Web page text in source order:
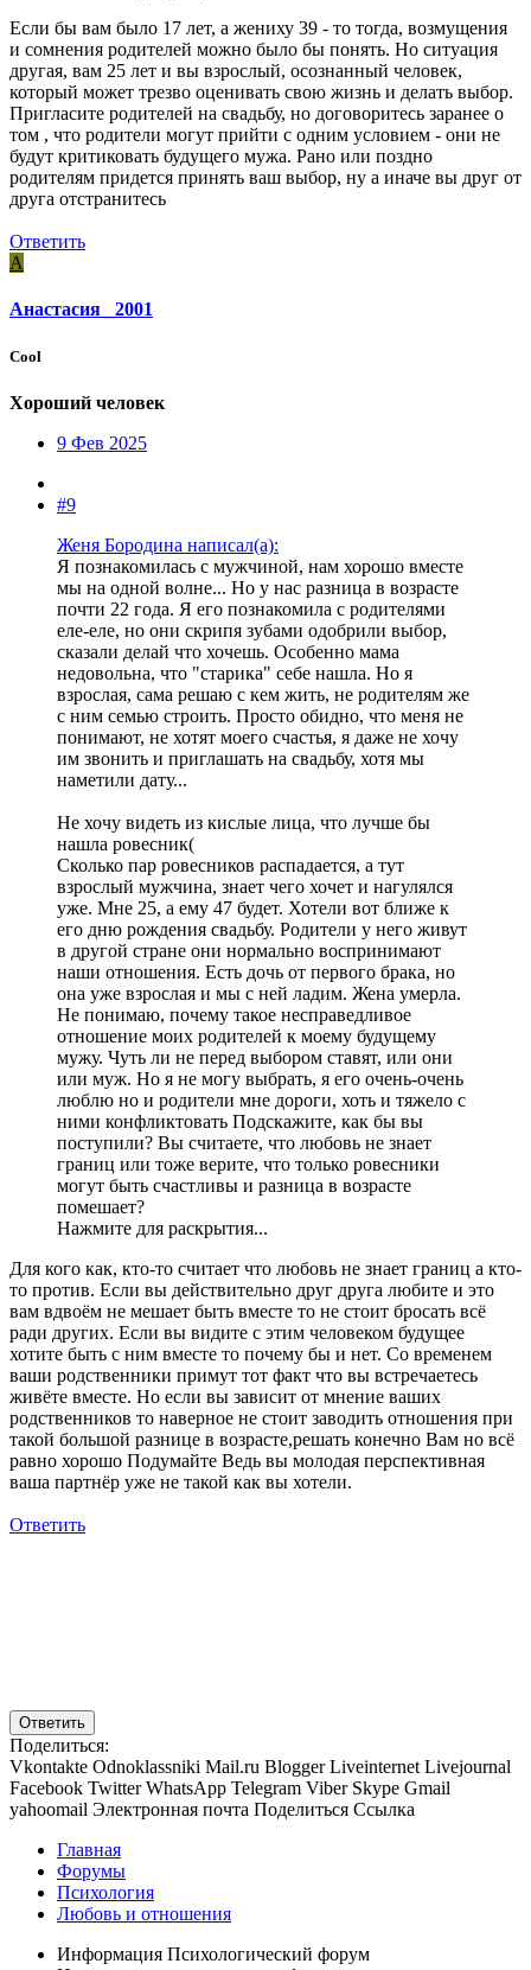
Если бы вам было 17 лет, а жениху 39 - то тогда, возмущения
и сомнения родителей можно было бы понять. Но ситуация
другая, вам 25 лет и вы взрослый, осознанный человек,
который может трезво оценивать свою жизнь и делать выбор.
Пригласите родителей на свадьбу, но договоритесь заранее о
том , что родители могут прийти с одним условием - они не
будут критиковать будущего мужа. Рано или поздно
родителям придется принять ваш выбор, ну а иначе вы друг от
друга отстранитесь
Ответить
А
Анастасия _2001
Cool
Хороший человек
9 Фев 2025
#9
Женя Бородина написал(а):
Я познакомилась с мужчиной, нам хорошо вместе
мы на одной волне... Но у нас разница в возрасте
почти 22 года. Я его познакомила с родителями
еле-еле, но они скрипя зубами одобрили выбор,
сказали делай что хочешь. Особенно мама
недовольна, что "старика" себе нашла. Но я
взрослая, сама решаю с кем жить, не родителям же
с ним семью строить. Просто обидно, что меня не
понимают, не хотят моего счастья, я даже не хочу
им звонить и приглашать на свадьбу, хотя мы
наметили дату...
Не хочу видеть из кислые лица, что лучше бы
нашла ровесник(
Сколько пар ровесников распадается, а тут
взрослый мужчина, знает чего хочет и нагулялся
уже. Мне 25, а ему 47 будет. Хотели вот ближе к
его дню рождения свадьбу. Родители у него живут
в другой стране они нормально воспринимают
наши отношения. Есть дочь от первого брака, но
она уже взрослая и мы с ней ладим. Жена умерла.
Не понимаю, почему такое несправедливое
отношение моих родителей к моему будущему
мужу. Чуть ли не перед выбором ставят, или они
или муж. Но я не могу выбрать, я его очень-очень
люблю но и родители мне дороги, хоть и тяжело с
ними конфликтовать Подскажите, как бы вы
поступили? Вы считаете, что любовь не знает
границ или тоже верите, что только ровесники
могут быть счастливы и разница в возрасте
помешает?
Нажмите для раскрытия...
Для кого как, кто-то считает что любовь не знает границ а кто-
то против. Если вы действительно друг друга любите и это
вам вдвоём не мешает быть вместе то не стоит бросать всё
ради других. Если вы видите с этим человеком будущее
хотите быть с ним вместе то почему бы и нет. Со временем
ваши родственники примут тот факт что вы встречаетесь
живёте вместе. Но если вы зависит от мнение ваших
родственников то наверное не стоит заводить отношения при
такой большой разнице в возрасте,решать конечно Вам но всё
равно хорошо Подумайте Ведь вы молодая перспективная
ваша партнёр уже не такой как вы хотели.
Ответить
Ответить
Поделиться:
Vkontakte Odnoklassniki Mail.ru Blogger Liveinternet Livejournal
Facebook Twitter WhatsApp Telegram Viber Skype Gmail
yahoomail Электронная почта Поделиться Ссылка
Главная
Форумы
Психология
Любовь и отношения
Информация Психологический форум